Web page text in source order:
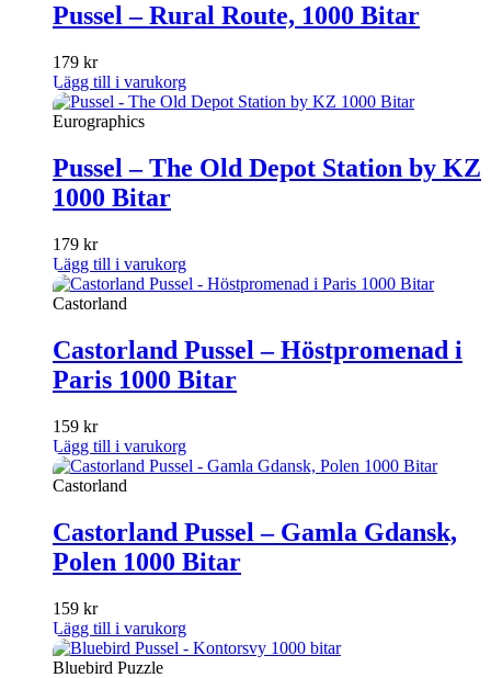
Pussel – Rural Route, 1000 Bitar
179 kr
Lägg till i varukorg
Eurographics
Pussel – The Old Depot Station by KZ
1000 Bitar
179 kr
Lägg till i varukorg
Castorland
Castorland Pussel – Höstpromenad i
Paris 1000 Bitar
159 kr
Lägg till i varukorg
Castorland
Castorland Pussel – Gamla Gdansk,
Polen 1000 Bitar
159 kr
Lägg till i varukorg
Bluebird Puzzle